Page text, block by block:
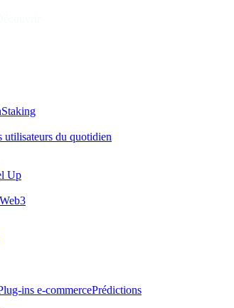
Staking
utilisateurs du quotidien
Up
ins e-commercePrédictions